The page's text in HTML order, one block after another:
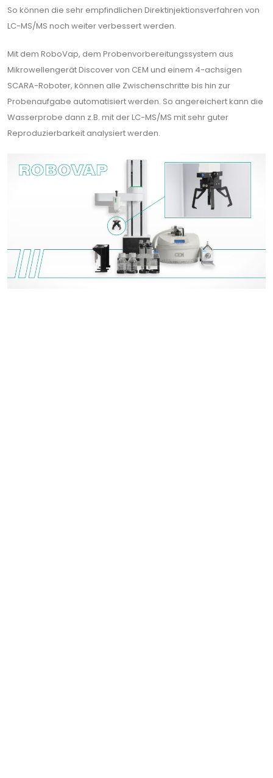
So können die sehr empfindlichen Direktinjektionsverfahren von
LC-MS/MS noch weiter verbessert werden.
Mit dem RoboVap, dem Probenvorbereitungssystem aus
Mikrowellengerät Discover von CEM und einem 4-achsigen
SCARA-Roboter, können alle Zwischenschritte bis hin zur
Probenaufgabe automatisiert werden. So angereichert kann die
Wasserprobe dann z.B. mit der LC-MS/MS mit sehr guter
Reproduzierbarkeit analysiert werden.